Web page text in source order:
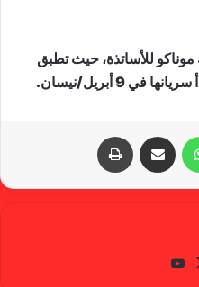
للأساتذة، حيث تطبق
9 أبريل/نيسان.
واتساب
X